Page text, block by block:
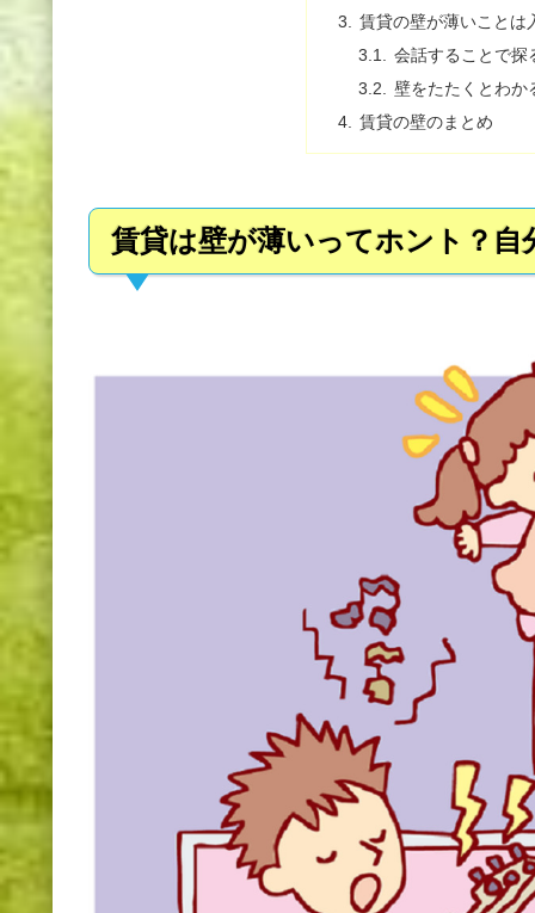
賃貸の壁が薄いことは
会話することで探
壁をたたくとわか
賃貸の壁のまとめ
賃貸は壁が薄いってホント？自